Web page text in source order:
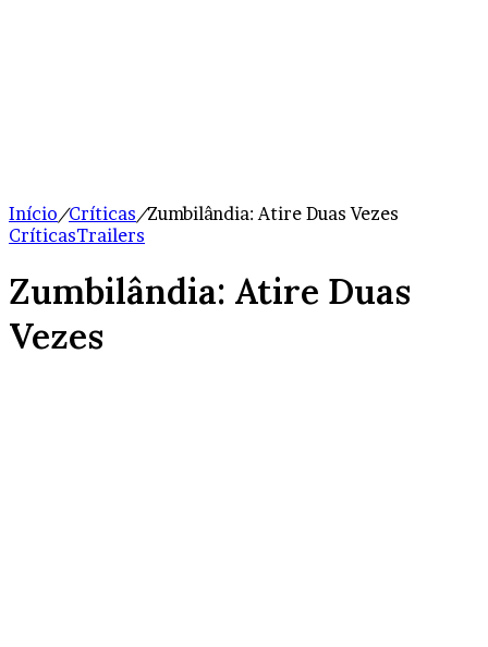
Início/Críticas/Zumbilândia: Atire Duas Vezes
CríticasTrailers
Zumbilândia: Atire Duas
Vezes